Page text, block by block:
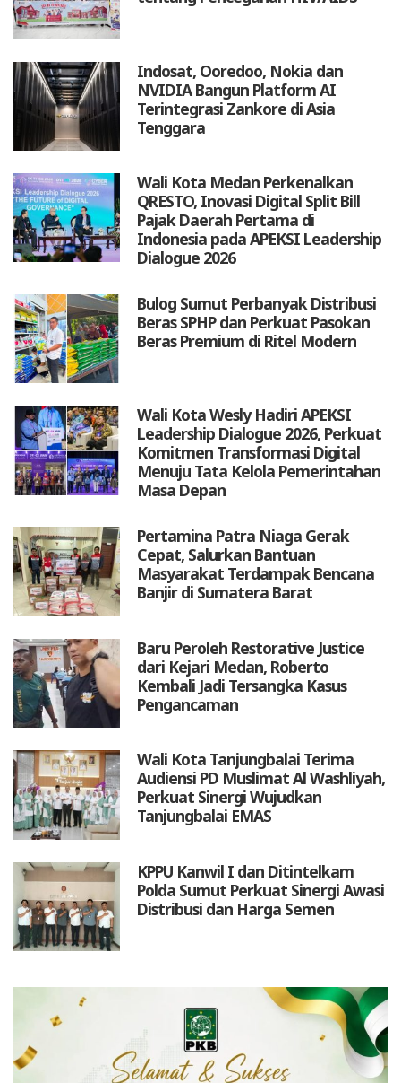
Indosat, Ooredoo, Nokia dan
NVIDIA Bangun Platform AI
Terintegrasi Zankore di Asia
Tenggara
Wali Kota Medan Perkenalkan
QRESTO, Inovasi Digital Split Bill
Pajak Daerah Pertama di
Indonesia pada APEKSI Leadership
Dialogue 2026
Bulog Sumut Perbanyak Distribusi
Beras SPHP dan Perkuat Pasokan
Beras Premium di Ritel Modern
Wali Kota Wesly Hadiri APEKSI
Leadership Dialogue 2026, Perkuat
Komitmen Transformasi Digital
Menuju Tata Kelola Pemerintahan
Masa Depan
Pertamina Patra Niaga Gerak
Cepat, Salurkan Bantuan
Masyarakat Terdampak Bencana
Banjir di Sumatera Barat
Baru Peroleh Restorative Justice
dari Kejari Medan, Roberto
Kembali Jadi Tersangka Kasus
Pengancaman
Wali Kota Tanjungbalai Terima
Audiensi PD Muslimat Al Washliyah,
Perkuat Sinergi Wujudkan
Tanjungbalai EMAS
KPPU Kanwil I dan Ditintelkam
Polda Sumut Perkuat Sinergi Awasi
Distribusi dan Harga Semen